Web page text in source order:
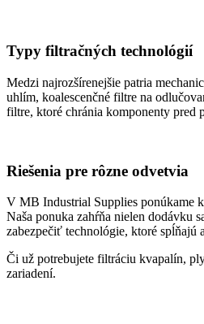
Typy filtračných technológií
Medzi najrozšírenejšie patria
uhlím, koalescenčné filtre na
filtre, ktoré chránia komponenty pred
Riešenia pre rôzne odvetvia
V MB Industrial Supplies ponúkame
Naša ponuka zahŕňa nielen dodávku
zabezpečiť technológie, ktoré
Či už potrebujete filtráciu kvapalín,
zariadení.